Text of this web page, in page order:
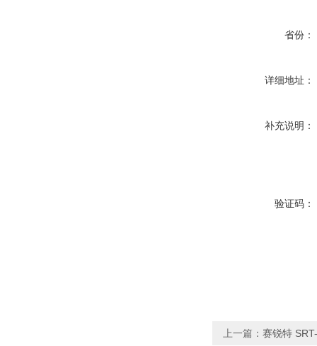
省份：
详细地址：
补充说明：
验证码：
上一篇： 赛锐特